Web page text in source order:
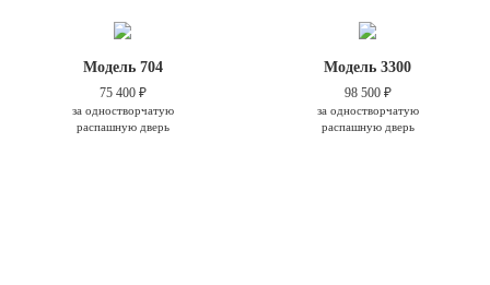
Модель 704
75 400 ₽
за одностворчатую
распашную дверь
Модель 3300
98 500 ₽
за одностворчатую
распашную дверь